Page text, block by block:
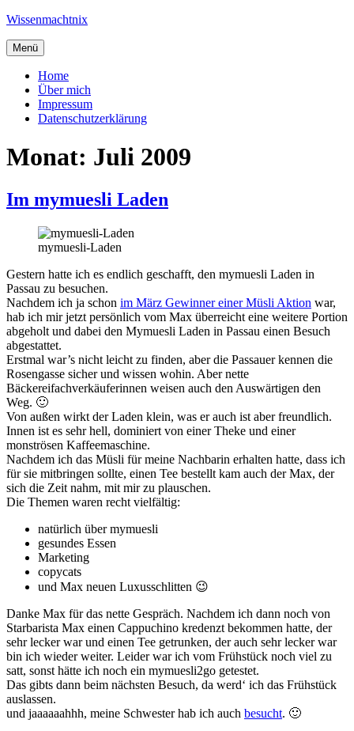
Zum
springen
Wissenmachtnix
Menü
Home
Über mich
Impressum
Datenschutzerklärung
Monat: Juli 2009
Im mymuesli Laden
mymuesli-Laden
Gestern hatte ich es endlich geschafft, den mymuesli Laden in
Passau zu besuchen.
Nachdem ich ja schon im März Gewinner einer Müsli Aktion war,
hab ich mir jetzt persönlich vom Max überreicht eine weitere Portion
abgeholt und dabei den Mymuesli Laden in Passau einen Besuch
abgestattet.
Erstmal war’s nicht leicht zu finden, aber die Passauer kennen die
Rosengasse sicher und wissen wohin. Aber nette
Bäckereifachverkäuferinnen weisen auch den Auswärtigen den
Weg. 🙂
Von außen wirkt der Laden klein, was er auch ist aber freundlich.
Innen ist es sehr hell, dominiert von einer Theke und einer
monströsen Kaffeemaschine.
Nachdem ich das Müsli für meine Nachbarin erhalten hatte, dass ich
für sie mitbringen sollte, einen Tee bestellt kam auch der Max, der
sich die Zeit nahm, mit mir zu plauschen.
Die Themen waren recht vielfältig:
natürlich über mymuesli
gesundes Essen
Marketing
copycats
und Max neuen Luxusschlitten 😉
Danke Max für das nette Gespräch. Nachdem ich dann noch von
Starbarista Max einen Cappuchino kredenzt bekommen hatte, der
sehr lecker war und einen Tee getrunken, der auch sehr lecker war
bin ich wieder weiter. Leider war ich vom Frühstück noch viel zu
satt, sonst hätte ich noch ein mymuesli2go getestet.
Das gibts dann beim nächsten Besuch, da werd‘ ich das Frühstück
auslassen.
und jaaaaaahhh, meine Schwester hab ich auch besucht. 🙂